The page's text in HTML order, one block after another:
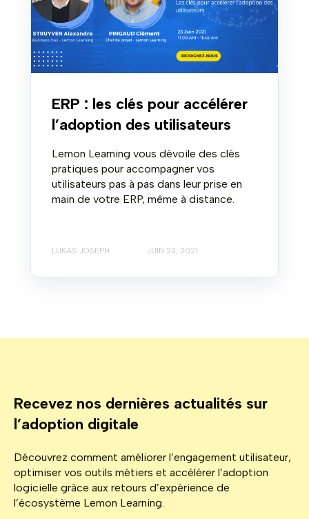
ERP : les clés pour accélérer
l’adoption des utilisateurs
Lemon Learning vous dévoile des clés
pratiques pour accompagner vos
utilisateurs pas à pas dans leur prise en
main de votre ERP, même à distance.
LUKAS JOSEPH JUIN 23, 2021
Recevez nos dernières actualités sur
l’adoption digitale
Découvrez comment améliorer l’engagement utilisateur,
optimiser vos outils métiers et accélérer l’adoption
logicielle grâce aux retours d’expérience de
l’écosystème Lemon Learning.